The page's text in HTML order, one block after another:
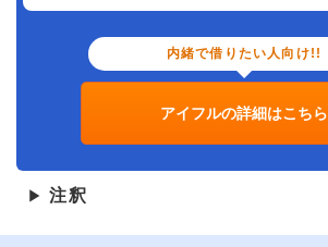
内緒で借りたい人向け!!
アイフルの詳細はこちら
▶ 注釈